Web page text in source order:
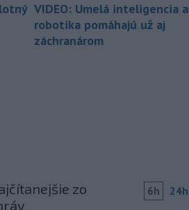
VIDEO: Umelá inteligencia a
robotika pomáhajú už aj
záchranárom
zo
6h 24h